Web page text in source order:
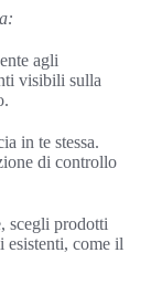
agli
visibili sulla
in te stessa.
di controllo
scegli prodotti
esistenti, come il